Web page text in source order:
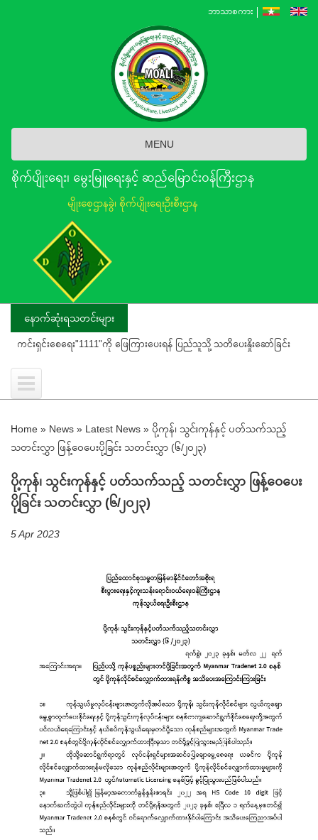
ဘာသာစကား
MENU
စိုက်ပျိုးရေး၊ မွေးမြူရေးနှင့် ဆည်မြောင်း၀န်ကြီးဌာန
မျိုးစေ့ဌာနခွဲ၊ စိုက်ပျိုးရေးဦးစီးဌာန
နောက်ဆုံးရသတင်းများ
စေရေး"1111"ကို ဖြေကြားပေးရန် ပြည်သူသို့ သတိပေးနှိုးဆော်ခြင်း
Home » News » Latest News » ပို့ကုန်၊ သွင်းကုန်နှင့် ပတ်သက်သည့်
သတင်းလွှာ ဖြန့်ဝေပေးပို့ခြင်း သတင်းလွှာ (၆/၂၀၂၃)
ပို့ကုန်၊ သွင်းကုန်နှင့် ပတ်သက်သည့် သတင်းလွှာ ဖြန့်ဝေပေး
ပို့ခြင်း သတင်းလွှာ (၆/၂၀၂၃)
5 Apr 2023